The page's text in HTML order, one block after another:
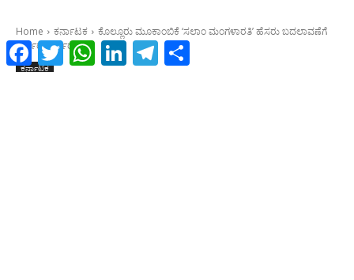
Facebook
Twitter WhatsAppLinkedInTelegram